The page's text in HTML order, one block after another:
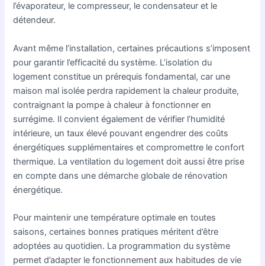
l’évaporateur, le compresseur, le condensateur et le
détendeur.
Avant même l’installation, certaines précautions s’imposent
pour garantir l’efficacité du système. L’isolation du
logement constitue un prérequis fondamental, car une
maison mal isolée perdra rapidement la chaleur produite,
contraignant la pompe à chaleur à fonctionner en
surrégime. Il convient également de vérifier l’humidité
intérieure, un taux élevé pouvant engendrer des coûts
énergétiques supplémentaires et compromettre le confort
thermique. La ventilation du logement doit aussi être prise
en compte dans une démarche globale de rénovation
énergétique.
Pour maintenir une température optimale en toutes
saisons, certaines bonnes pratiques méritent d’être
adoptées au quotidien. La programmation du système
permet d’adapter le fonctionnement aux habitudes de vie